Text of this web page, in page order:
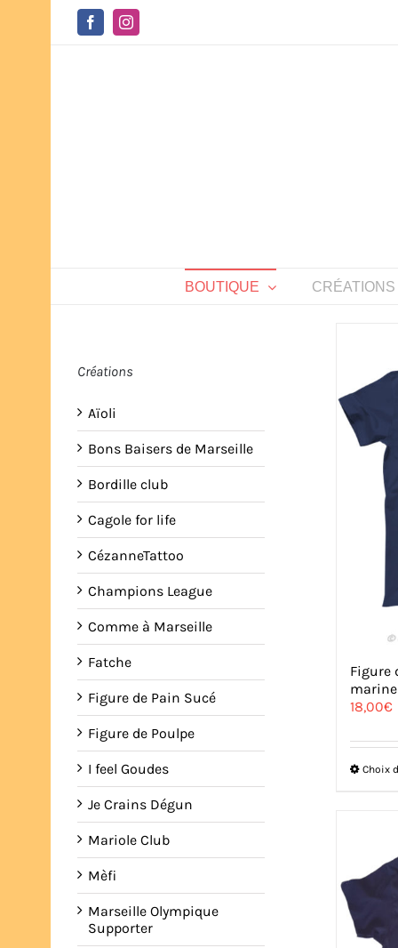
FacebookInstagram
BOUTIQUE CRÉATIONS
Figure
marine
18,00€
Choix
Créations
Aïoli
Bons Baisers de Marseille
Bordille club
Cagole for life
CézanneTattoo
Champions League
Comme à Marseille
Fatche
Figure de Pain Sucé
Figure de Poulpe
I feel Goudes
Je Crains Dégun
Mariole Club
Mèfi
Marseille Olympique
Supporter